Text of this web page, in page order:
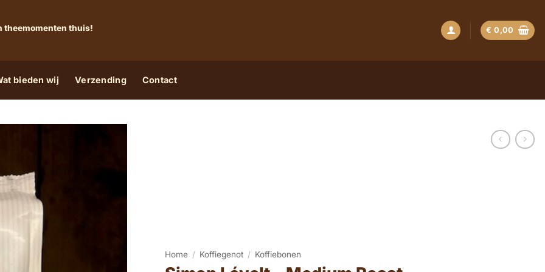
theemomenten thuis! € 0,00
bieden wij Verzending Contact
Home / Koffiegenot / Koffiebonen